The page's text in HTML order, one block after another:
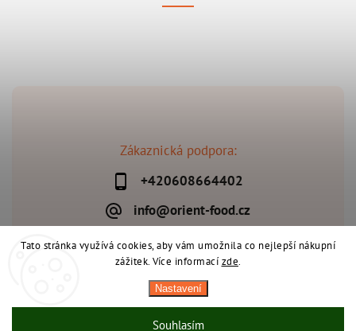
Tato stránka využívá cookies, aby vám umožnila co nejlepší nákupní
zážitek. Více informací zde.
Nastavení
Souhlasím
Zákaznická podpora:
+420608664402
info@orient-food.cz
Orient-Food.cz. Všechna práva vyhrazena.
Upravit nastavení cookies
VytvořilShoptet | Design